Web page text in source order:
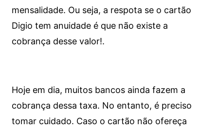
mensalidade. Ou seja, a respota se o cartão
Digio tem anuidade é que não existe a
cobrança desse valor!.
Hoje em dia, muitos bancos ainda fazem a
cobrança dessa taxa. No entanto, é preciso
tomar cuidado. Caso o cartão não ofereça